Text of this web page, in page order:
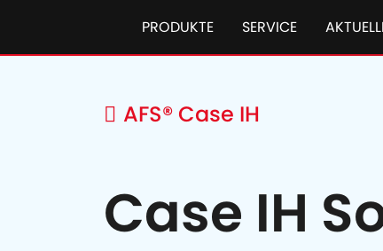
PRODUKTE SERVICE
AFS® Case IH
Case IH